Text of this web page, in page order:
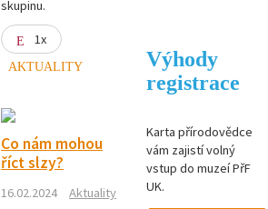
skupinu.
1x
AKTUALITY
Co nám mohou
říct slzy?
16.02.2024
Aktuality
Výhody
registrace
Karta přírodovědce
vám zajistí volný
vstup do muzeí PřF
UK.